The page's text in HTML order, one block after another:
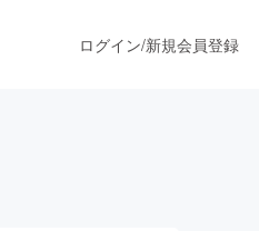
ログイン/新規会員登録